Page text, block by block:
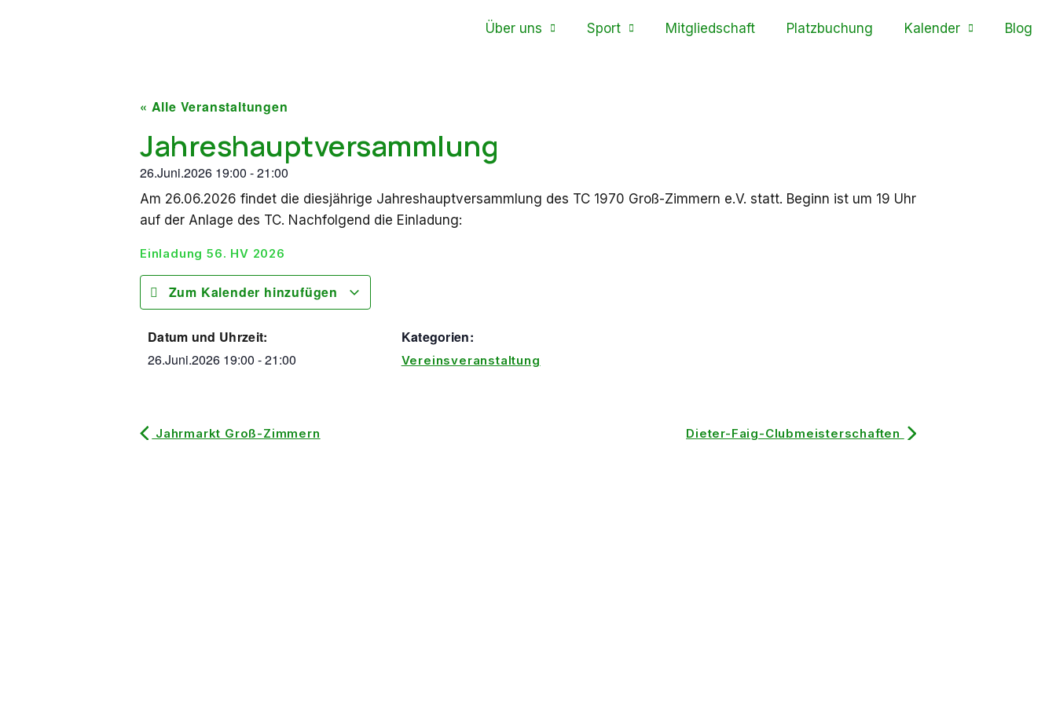
Über uns Sport Mitgliedschaft Platzbuchung Kalender Blog
« Alle Veranstaltungen
Jahreshauptversammlung
26.Juni.2026 19:00 -21:00
Am 26.06.2026 findet die diesjährige Jahreshauptversammlung des TC 1970 Groß-Zimmern e.V. statt. Beginn ist um 19 Uhr
auf der Anlage des TC. Nachfolgend die Einladung:
Einladung 56. HV 2026
Zum Kalender hinzufügen
Datum und Uhrzeit:
26.Juni.2026 19:00 -21:00
Kategorien:
Vereinsveranstaltung
Jahrmarkt Groß-Zimmern Dieter-Faig-Clubmeisterschaften